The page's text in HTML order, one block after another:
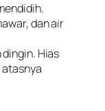
dan air
Hias